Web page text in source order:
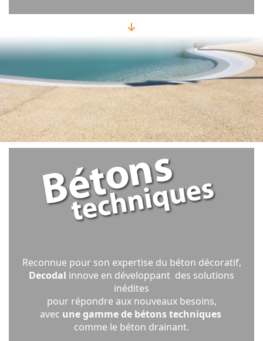
Reconnue pour son expertise du béton décoratif,
Decodal innove en développant des solutions
inédites
pour répondre aux nouveaux besoins,
avec une gamme de bétons techniques
comme le béton drainant.